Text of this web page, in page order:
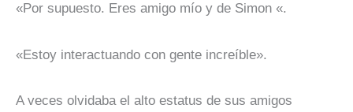
«Por supuesto. Eres amigo mío y de Simon «.
«Estoy interactuando con gente increíble».
A veces olvidaba el alto estatus de sus amigos